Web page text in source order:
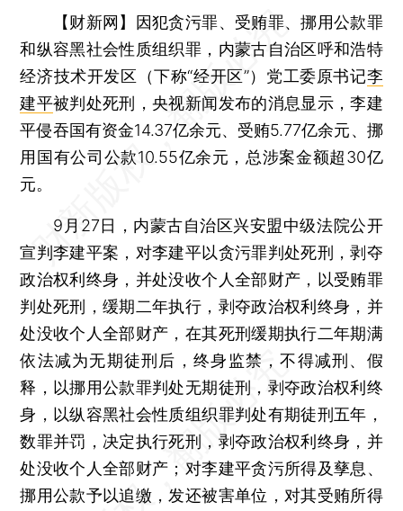
【财新网】
因犯贪污罪、受贿罪、挪用公款罪
和纵容黑社会性质组织罪，内蒙古自治区呼和浩特
经济技术开发区（下称“经开区”）党工委原书记李
建平被判处死刑，央视新闻发布的消息显示，李建
平侵吞国有资金14.37亿余元、受贿5.77亿余元、挪
用国有公司公款10.55亿余元，总涉案金额超30亿
元。
9月27日，内蒙古自治区兴安盟中级法院公开
宣判李建平案，对李建平以贪污罪判处死刑，剥夺
政治权利终身，并处没收个人全部财产，以受贿罪
判处死刑，缓期二年执行，剥夺政治权利终身，并
处没收个人全部财产，在其死刑缓期执行二年期满
依法减为无期徒刑后，终身监禁，不得减刑、假
释，以挪用公款罪判处无期徒刑，剥夺政治权利终
身，以纵容黑社会性质组织罪判处有期徒刑五年，
数罪并罚，决定执行死刑，剥夺政治权利终身，并
处没收个人全部财产；对李建平贪污所得及孳息、
挪用公款予以追缴，发还被害单位，对其受贿所得